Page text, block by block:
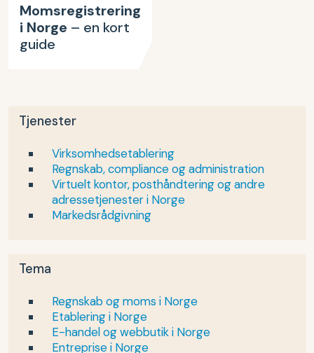
Momsregistrering
i Norge – en kort
guide
Tjenester
Virksomhedsetablering
Regnskab, compliance og administration
Virtuelt kontor, posthåndtering og andre
adressetjenester i Norge
Markedsrådgivning
Tema
Regnskab og moms i Norge
Etablering i Norge
E-handel og webbutik i Norge
Entreprise i Norge